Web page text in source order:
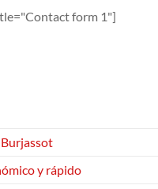
form 1"]
y rápido